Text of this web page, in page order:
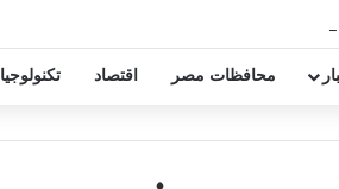
زيزو والشناوي
محافظات مصر اقتصاد تكنولوجيا